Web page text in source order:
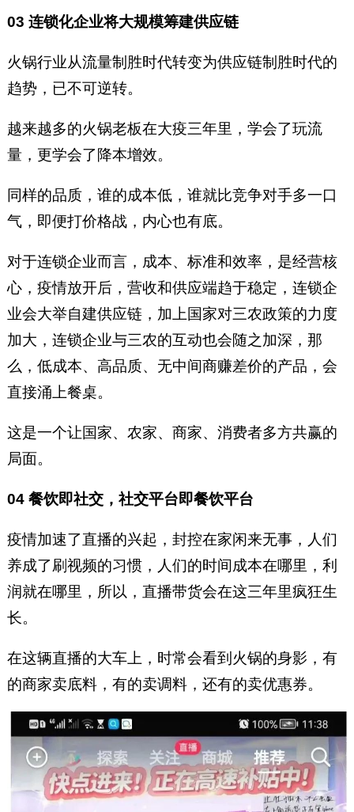
03 连锁化企业将大规模筹建供应链
火锅行业从流量制胜时代转变为供应链制胜时代的
趋势，已不可逆转。
越来越多的火锅老板在大疫三年里，学会了玩流
量，更学会了降本增效。
同样的品质，谁的成本低，谁就比竞争对手多一口
气，即便打价格战，内心也有底。
对于连锁企业而言，成本、标准和效率，是经营核
心，疫情放开后，营收和供应端趋于稳定，连锁企
业会大举自建供应链，加上国家对三农政策的力度
加大，连锁企业与三农的互动也会随之加深，那
么，低成本、高品质、无中间商赚差价的产品，会
直接涌上餐桌。
这是一个让国家、农家、商家、消费者多方共赢的
局面。
04 餐饮即社交，社交平台即餐饮平台
疫情加速了直播的兴起，封控在家闲来无事，人们
养成了刷视频的习惯，人们的时间成本在哪里，利
润就在哪里，所以，直播带货会在这三年里疯狂生
长。
在这辆直播的大车上，时常会看到火锅的身影，有
的商家卖底料，有的卖调料，还有的卖优惠券。